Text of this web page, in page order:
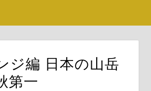
ジ編 日本の山岳
第一